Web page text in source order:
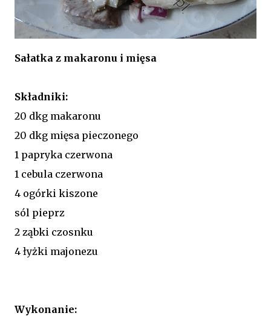
Sałatka z makaronu i mięsa
Składniki:
20 dkg makaronu
20 dkg mięsa pieczonego
1 papryka czerwona
1 cebula czerwona
4 ogórki kiszone
sól pieprz
2 ząbki czosnku
4 łyżki majonezu
Wykonanie: